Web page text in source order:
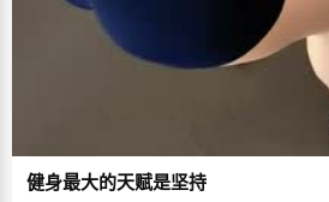
健身最大的天赋是坚持